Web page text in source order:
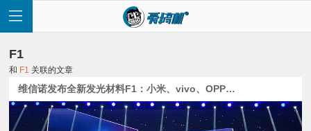
首
F1
和 F1 关联的文章
维信诺发布全新发光材料F1：小米、vivo、OPPO、荣耀新机都将搭载